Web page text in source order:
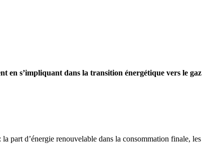
en s’impliquant dans la transition énergétique vers le gaz
part d’énergie renouvelable dans la consommation finale, les